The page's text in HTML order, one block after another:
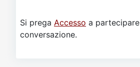
Si prega Accesso a
conversazione.